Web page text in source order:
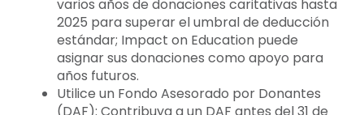
varios años de donaciones caritativas hasta
2025 para superar el umbral de deducción
estándar; Impact on Education puede
asignar sus donaciones como apoyo para
años futuros.
Utilice un Fondo Asesorado por Donantes